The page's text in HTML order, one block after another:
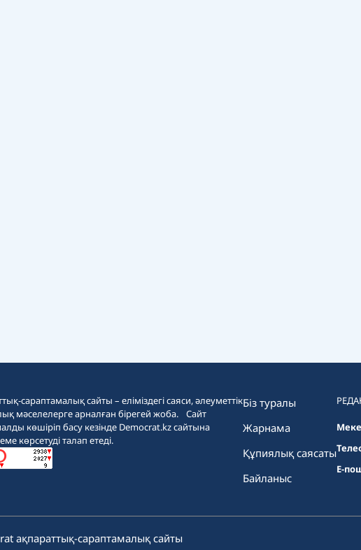
сараптамалық сайты – еліміздегі саяси, әлеуметтік
мәселелерге арналған бірегей жоба. Сайт
көшіріп басу кезінде Democrat.kz сайтына
көрсетуді талап етеді.
Біз туралы
Жарнама
Құпиялық саясаты
Байланыс
E-
ақпараттық-сараптамалық сайты